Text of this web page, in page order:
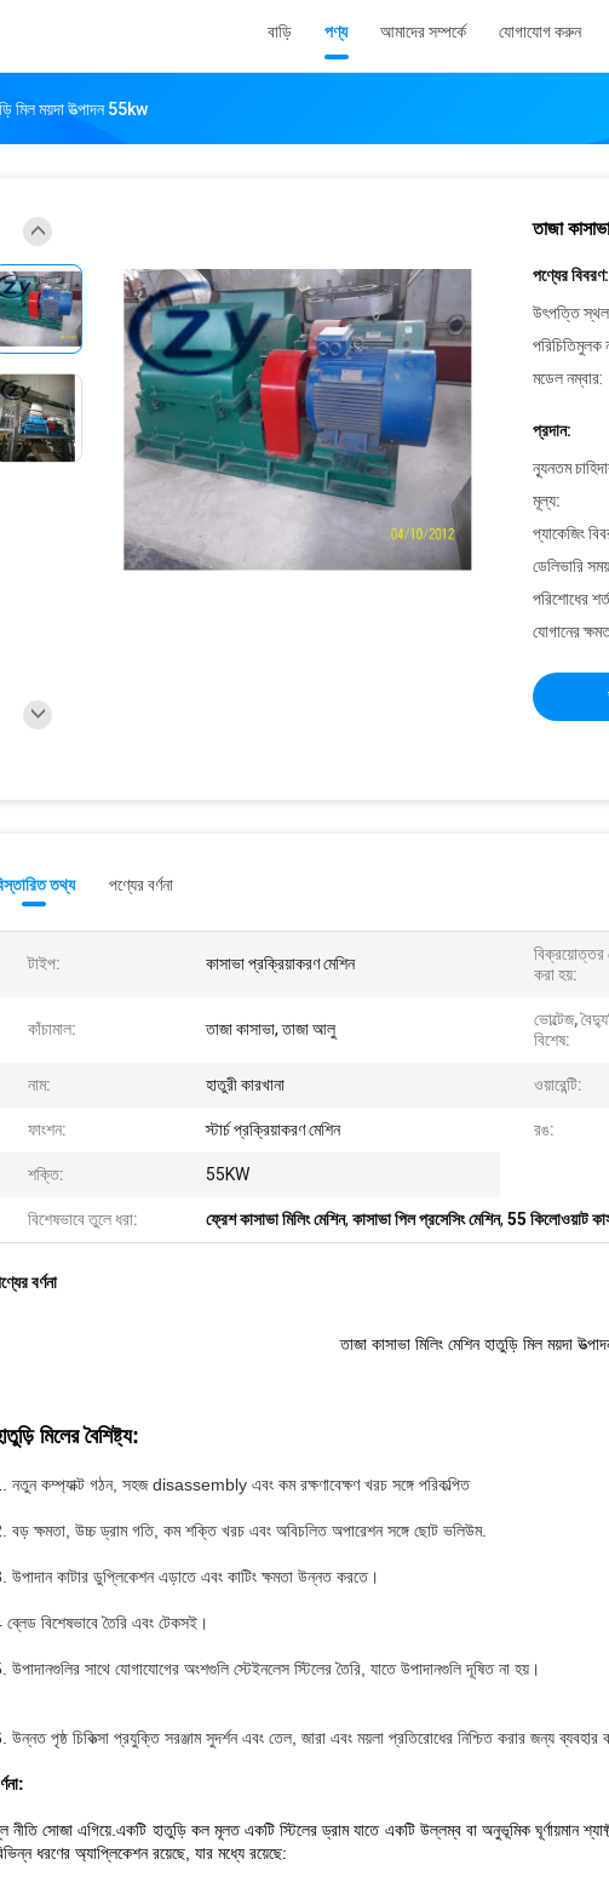
বাড়ি পণ্য আমাদের সম্পর্কে যোগাযোগ করুন
মিল ময়দা উত্পাদন 55kw
তাজা
পণ্যের বিবরণ:
উৎপত্তি
পরিচিতিমুলক
মডেল নম্বার:
প্রদান:
ন্যূনতম
মূল্য:
প্যাকেজিং
ডেলিভারি
পরিশোধের
যোগানের
তথ্য পণ্যের বর্ণনা
টাইপ: কাসাভা প্রক্রিয়াকরণ মেশিন
বিক্রয়োত্তর
করা হয়:
কাঁচামাল: তাজা কাসাভা, তাজা আলু
ভোল্টেজ,
বিশেষ:
নাম: হাতুরী কারখানা ওয়ারেন্টি:
ফাংশন: স্টার্চ প্রক্রিয়াকরণ মেশিন রঙ:
শক্তি: 55KW
বিশেষভাবে তুলে ধরা: ফ্রেশ কাসাভা মিলিং মেশিন, কাসাভা পিল প্রসেসিং মেশিন, 55 কিলোওয়াট
বর্ণনা
তাজা কাসাভা মিলিং মেশিন হাতুড়ি মিল ময়দা
মিলের বৈশিষ্ট্য:
নতুন কম্প্যাক্ট গঠন, সহজ disassembly এবং কম রক্ষণাবেক্ষণ খরচ সঙ্গে পরিকল্পিত
বড় ক্ষমতা, উচ্চ ড্রাম গতি, কম শক্তি খরচ এবং অবিচলিত অপারেশন সঙ্গে ছোট ভলিউম.
উপাদান কাটার ডুপ্লিকেশন এড়াতে এবং কাটিং ক্ষমতা উন্নত করতে।
ব্লেড বিশেষভাবে তৈরি এবং টেকসই।
উপাদানগুলির সাথে যোগাযোগের অংশগুলি স্টেইনলেস স্টিলের তৈরি, যাতে উপাদানগুলি দূষিত না হয়।
উন্নত পৃষ্ঠ চিকিত্সা প্রযুক্তি সরঞ্জাম সুদর্শন এবং তেল, জারা এবং ময়লা প্রতিরোধের নিশ্চিত করার জন্য ব্যবহার
নীতি সোজা এগিয়ে.একটি হাতুড়ি কল মূলত একটি স্টিলের ড্রাম যাতে একটি উল্লম্ব বা অনুভূমিক ঘূর্ণায়মান
ধরণের অ্যাপ্লিকেশন রয়েছে, যার মধ্যে রয়েছে: